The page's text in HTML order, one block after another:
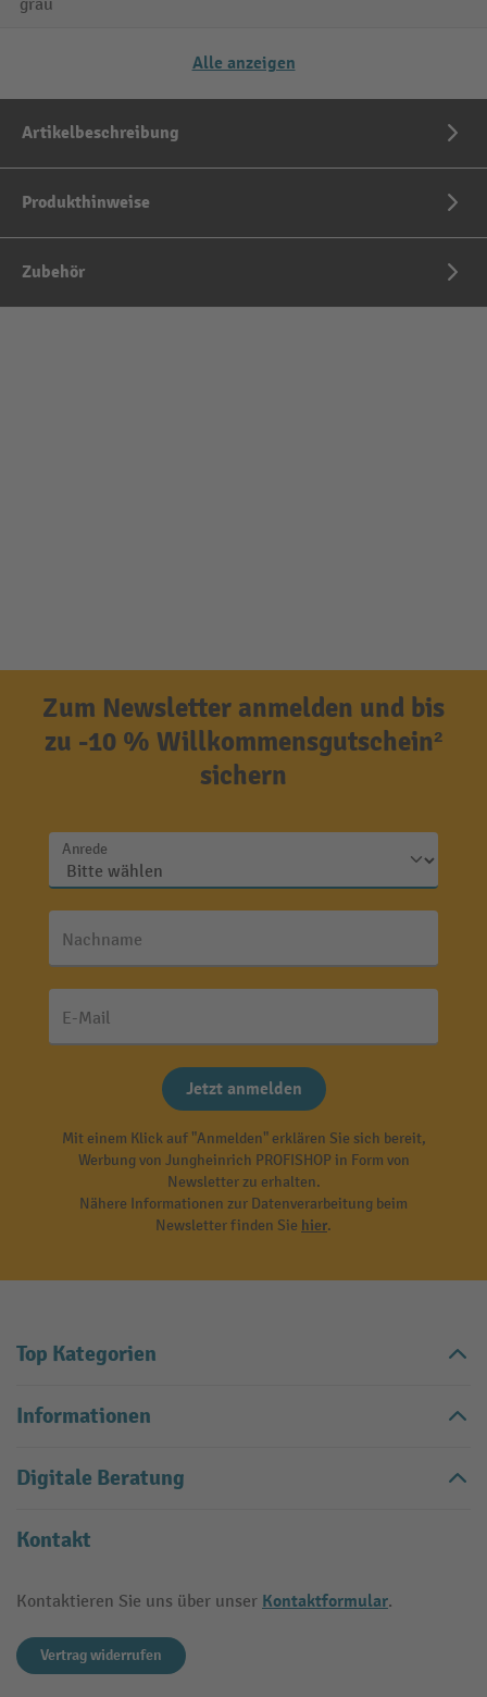
grau
Alle anzeigen
Artikelbeschreibung
Produkthinweise
Zubehör
Zum Newsletter anmelden und bis
zu -10 % Willkommensgutschein²
sichern
Anrede
Nachname
E-Mail
Jetzt anmelden
Mit einem Klick auf "Anmelden" erklären Sie sich bereit,
Werbung von Jungheinrich PROFISHOP in Form von
Newsletter zu erhalten.
Nähere Informationen zur Datenverarbeitung beim
Newsletter finden Sie hier.
Top Kategorien
Informationen
Digitale Beratung
Kontakt
Kontaktieren Sie uns über unser Kontaktformular.
Vertrag widerrufen